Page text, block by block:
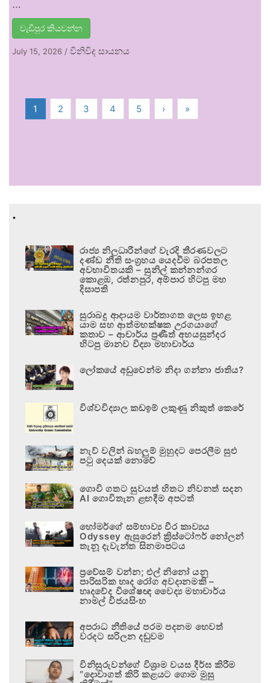
…
වැඩිපුර කියවන්න
July 15, 2026 / විනිවිද සායනය
1 2 3 4 5 › »
.
රාජ්‍ය නිලධාරීන්ගේ වැරදි තීරණවලට
දණ්ඩ නීති සංග්‍රහය යෙදවීම බරපතල
අවභාවිතයකි – සුනිල් කන්නන්ගර
කොළඹ, රත්නපුර, අම්පාර හිටපු මහ
දිසාපති
සුරාබදු ආදායම වාර්තාගත ලෙස ඉහළ
යාම සහ ආත්මභක්ෂක උරගයාගේ
කතාව – ආචාර්ය ප්‍රණීත් අභයසුන්දර
හිටපු මානව විද්‍යා මහාචාර්ය
ලෝකයේ අඩුවෙන්ම නිදා ගන්නා ජාතිය?
විශ්වවිද්‍යාල කඩඉම් ලකුණු නිකුත් කෙරේ
නැව් වලින් බහලුම් මුහුදට පෙරලීම සුළු
පටු දෙයක් නොවේ
ගොවි ගතට සුවයත් හිතට නිවනත් සදන
AI ගොවිතැන ළඟදීම අපටත්
හෝමර්ගේ සම්භාව්‍ය වීර කාව්‍යය
Odyssey ඇසුරෙන් ක්‍රිස්ටෝෆර් නෝලන්
තැනූ දැවැන්ත සිනමාපටය
ප්‍රවේසම් වන්න; එල් නිනෝ යනු
පාරිසරික හෘද රෝග අවදානමකි –
හෘදවේද විශේෂඥ වෛද්‍ය මහාචාර්ය
නාමල් විජයසිංහ
අපරාධ නීතියේ පරම පදනම හෙවත්
වරදට සරිලන දඬුවම
විනිසුරුවන්ගේ විශ්‍රාම වයස දීර්ඝ කිරීම
“දොවාගත් කිරි කළයට ගොම මුසු